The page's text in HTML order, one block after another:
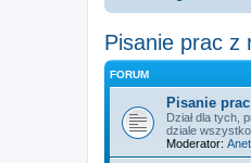
Pisanie prac z
FORUM
Pisanie
Dział dla tych,
dziale
Moderator: